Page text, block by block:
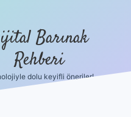
Barınak
Rehberi
dolu keyifli öneriler!